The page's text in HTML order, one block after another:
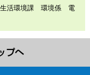
生活環境課 環境係 電